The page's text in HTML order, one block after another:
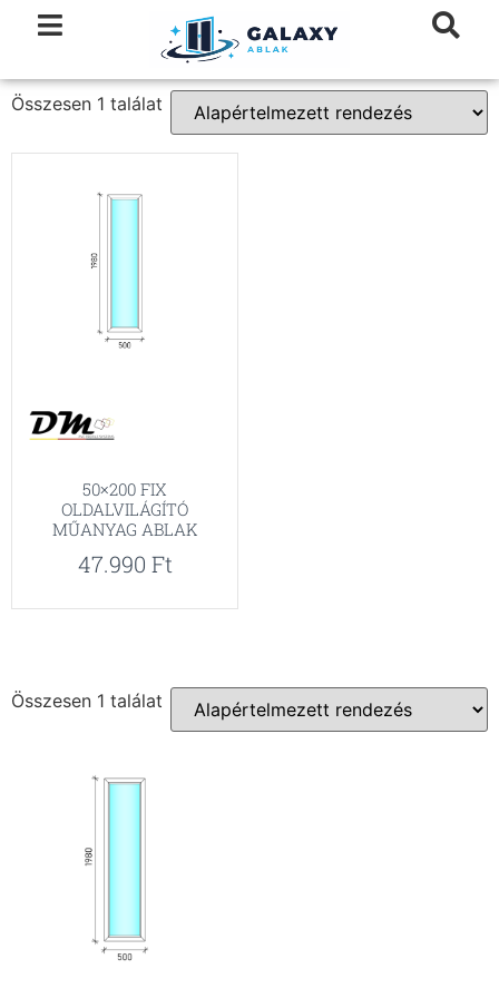
Összesen 1 találat
50×200 FIX
OLDALVILÁGÍTÓ
MŰANYAG ABLAK
47.990 Ft
Összesen 1 találat